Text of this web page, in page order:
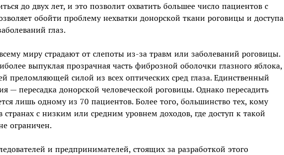
до двух лет, и это позволит охватить большее число пациентов с
обойти проблему нехватки донорской ткани роговицы и доступа
глаз.
миру страдают от слепоты из-за травм или заболеваний роговицы.
выпуклая прозрачная часть фиброзной оболочки глазного яблока,
преломляющей силой из всех оптических сред глаза. Единственный
— пересадка донорской человеческой роговицы. Однако пересадить
лишь одному из 70 пациентов. Более того, большинство тех, кому
странах с низким или средним уровнем доходов, где доступ к такой
ограничен.
и предпринимателей, стоящих за разработкой этого